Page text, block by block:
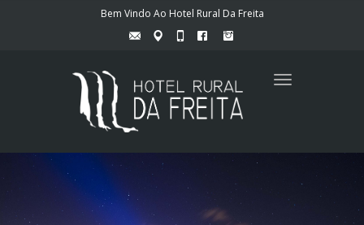
Bem Vindo Ao Hotel Rural Da Freita
Toggle